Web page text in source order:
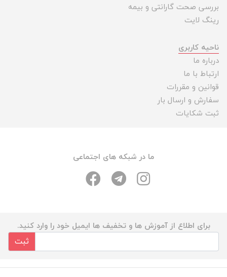
بررسی صحت گارانتی و بیمه
رینگ لایت
ناحیه کاربری
درباره ما
ارتباط با ما
قوانین و مقررات
سفارش و ارسال بار
ثبت شکایات
ما در شبکه های اجتماعی
برای اطلاع از آموزش ها و تخفیف ها ایمیل خود را وارد کنید.
ثبت